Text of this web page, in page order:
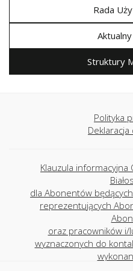
Rada
Struktury
Polityka
Klauzula
dla Abonentów
reprezentujących
oraz pracowników i/
wyznaczonych do